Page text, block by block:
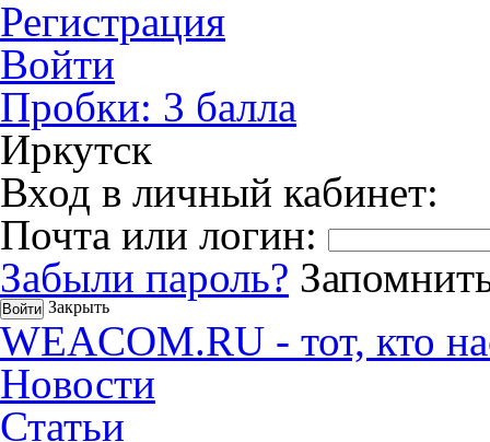
Регистрация
Войти
Пробки: 3 балла
Иркутск
Вход в личный кабинет:
Почта или логин:
Забыли пароль?
Закрыть
WEACOM.RU - тот, кто
Новости
Статьи